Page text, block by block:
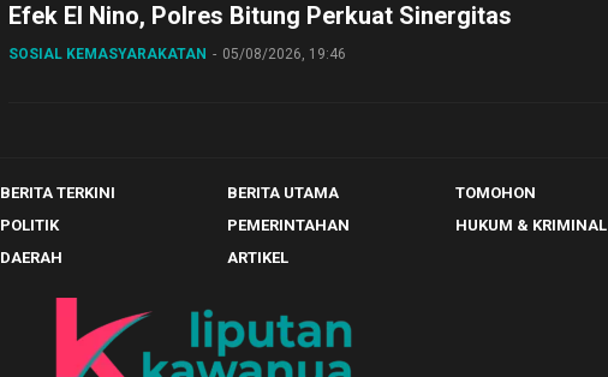
Efek El Nino, Polres Bitung Perkuat Sinergitas
SOSIAL KEMASYARAKATAN 05/08/2026, 19:46
BERITA TERKINI BERITA UTAMA
TOMOHON
POLITIK PEMERINTAHAN
HUKUM & KRIMINAL
DAERAH ARTIKEL